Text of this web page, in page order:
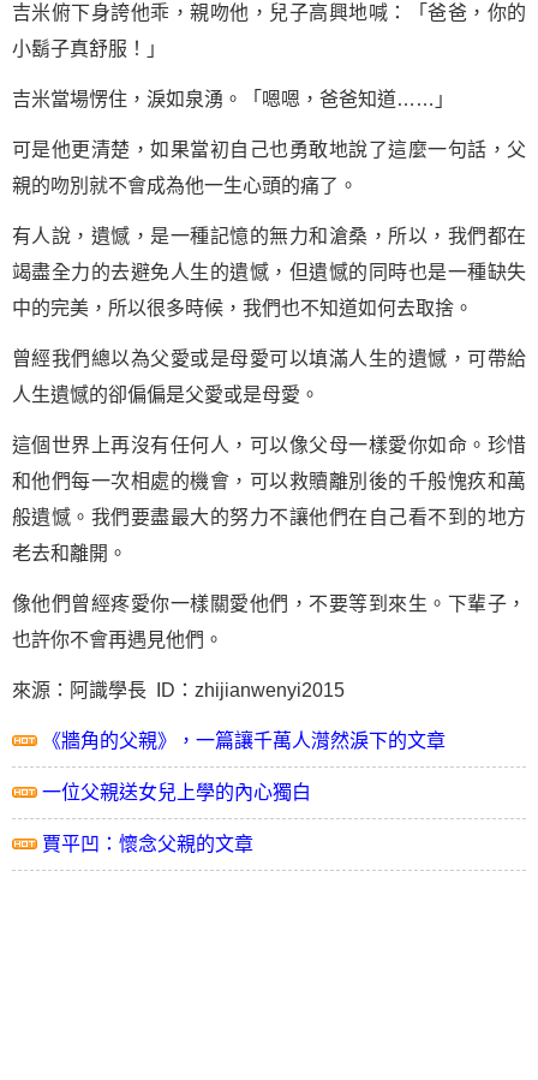
吉米俯下身誇他乖，親吻他，兒子高興地喊：「爸爸，你的
小鬍子真舒服！」
吉米當場愣住，淚如泉湧。「嗯嗯，爸爸知道……」
可是他更清楚，如果當初自己也勇敢地說了這麼一句話 ，父
親的吻別就不會成為他一生心頭的痛了。
有人說，遺憾，是一種記憶的無力和滄桑，所以，我們都在
竭盡全力的去避免人生的遺憾，但遺憾的同時也是一種缺失
中的完美，所以很多時候，我們也不知道如何去取捨。
曾經我們總以為父愛或是母愛可以填滿人生的遺憾，可帶給
人生遺憾的卻偏偏是父愛或是母愛。
這個世界上再沒有任何人，可以像父母一樣愛你如命。珍惜
和他們每一次相處的機會，可以救贖離別後的千般愧疚和萬
般遺憾。我們要盡最大的努力不讓他們在自己看不到的地方
老去和離開。
像他們曾經疼愛你一樣關愛他們，不要等到來生。下輩子，
也許你不會再遇見他們。
來源：阿識學長 ID：zhijianwenyi2015
《牆角的父親》，一篇讓千萬人潸然淚下的文章
一位父親送女兒上學的內心獨白
賈平凹：懷念父親的文章